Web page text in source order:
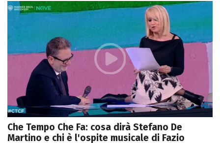
Che Tempo Che Fa: cosa dirà Stefano De
Martino e chi è l'ospite musicale di Fazio